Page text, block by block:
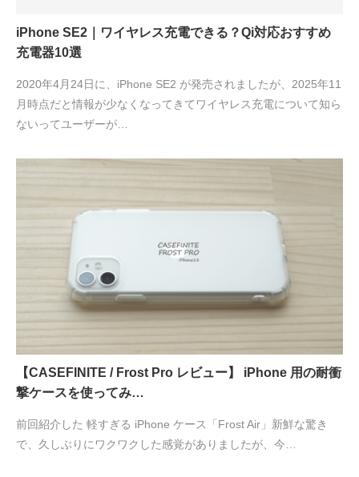
iPhone SE2｜ワイヤレス充電できる？Qi対応おすすめ
充電器10選
2020年4月24日に、iPhone SE2 が発売されましたが、2025年11
月時点だと情報が少なくなってきてワイヤレス充電について知ら
ないってユーザーが…
【CASEFINITE / Frost Pro レビュー】 iPhone 用の耐衝
撃ケースを使ってみ…
前回紹介した 軽すぎる iPhone ケース「Frost Air」新鮮な驚き
で、久しぶりにワクワクした感覚がありましたが、今…